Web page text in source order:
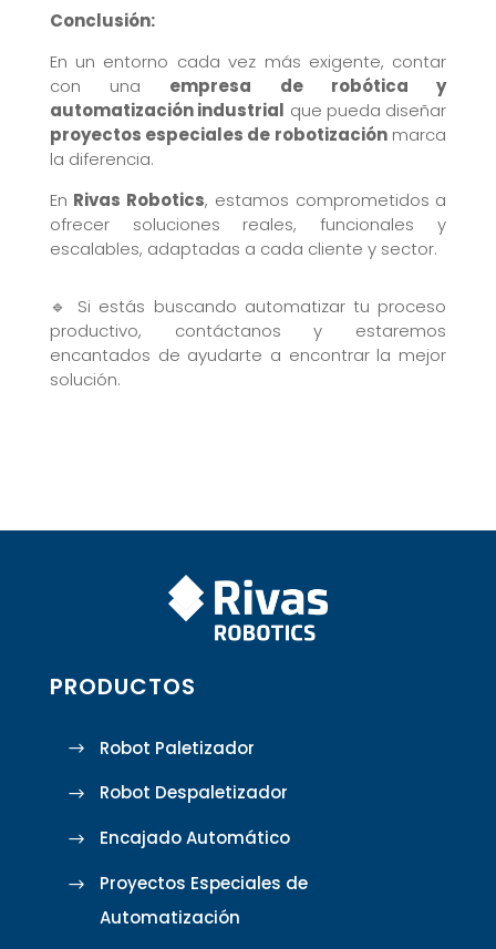
Conclusión:
En un entorno cada vez más exigente, contar
con una empresa de robótica y
automatización industrial que pueda diseñar
proyectos especiales de robotizaciónmarca
la diferencia.
En Rivas Robotics, estamos comprometidos a
ofrecer soluciones reales, funcionales y
escalables, adaptadas a cada cliente y sector.
🔹 Si estás buscando automatizar tu proceso
productivo, contáctanos y estaremos
encantados de ayudarte a encontrar la mejor
solución.
PRODUCTOS
Robot Paletizador
Robot Despaletizador
Encajado Automático
Proyectos Especiales de
Automatización